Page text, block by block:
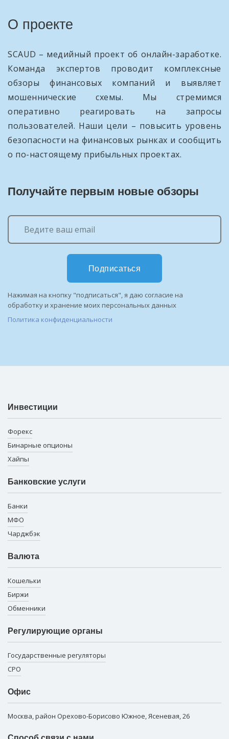
О проекте
SCAUD – медийный проект об онлайн-заработке.
Команда экспертов проводит комплексные
обзоры финансовых компаний и выявляет
мошеннические схемы. Мы стремимся
оперативно реагировать на запросы
пользователей. Наши цели – повысить уровень
безопасности на финансовых рынках и сообщить
о по-настоящему прибыльных проектах.
Получайте первым новые обзоры
Подписаться
Нажимая на кнопку "подписаться", я даю согласие на
обработку и хранение моих персональных данных
Политика конфиденциальности
Инвестиции
Форекс
Бинарные опционы
Хайпы
Банковские услуги
Банки
МФО
Чарджбэк
Валюта
Кошельки
Биржи
Обменники
Регулирующие органы
Государственные регуляторы
СРО
Офис
Москва, район Орехово-Борисово Южное, Ясеневая, 26